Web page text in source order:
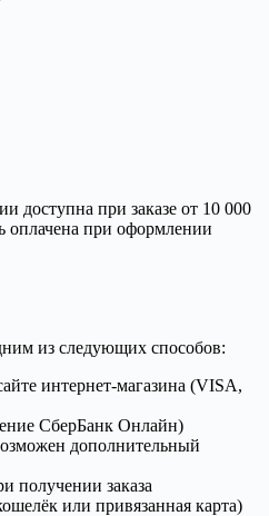
доступна при заказе от 10 000
оплачена при оформлении
из следующих способов:
интернет-магазина (VISA,
СберБанк Онлайн)
дополнительный
получении заказа
или привязанная карта)